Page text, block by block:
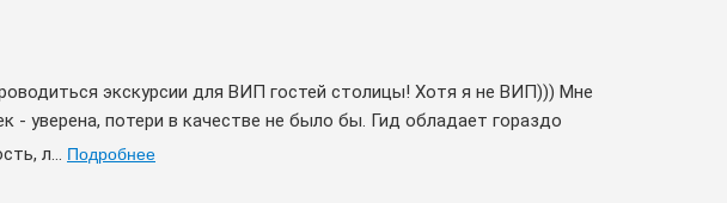
экскурсии для ВИП гостей столицы! Хотя я не ВИП))) Мне
- уверена, потери в качестве не было бы. Гид обладает гораздо
л... Подробнее